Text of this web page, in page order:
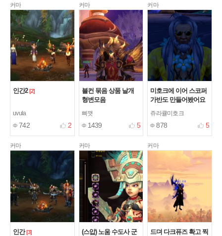
커마
인간2 [2]
uvula
742 2
커마
블컨 묶음 상품 날개
형변모음
삐깻
1439 5
커마
미호크에 이어 스코퍼
가반도 만들어봤어요
쥬라큘미호크
878 5
커마
인간 [3]
커마
(스압) 노움 수도사 군
커마
드뎌 다크퓨즈 확고 찍